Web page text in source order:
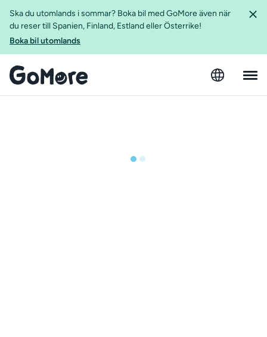
Ska du utomlands i sommar? Boka bil med GoMore även när
du reser till Spanien, Finland, Estland eller Österrike!
Boka bil utomlands